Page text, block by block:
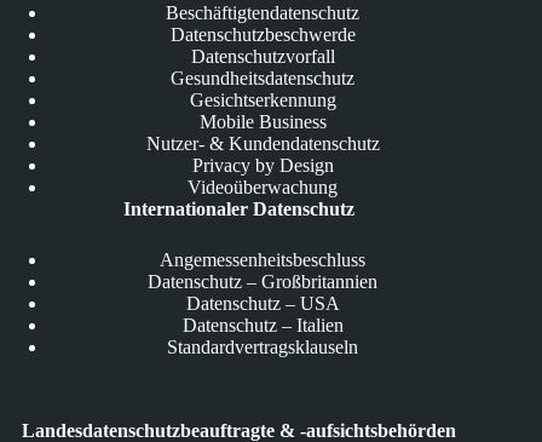
Beschäftigtendatenschutz
Datenschutzbeschwerde
Datenschutzvorfall
Gesundheitsdatenschutz
Gesichtserkennung
Mobile Business
Nutzer- & Kundendatenschutz
Privacy by Design
Videoüberwachung
Internationaler Datenschutz
Angemessenheitsbeschluss
Datenschutz – Großbritannien
Datenschutz – USA
Datenschutz – Italien
Standardvertragsklauseln
Landesdatenschutzbeauftragte & -aufsichtsbehörden